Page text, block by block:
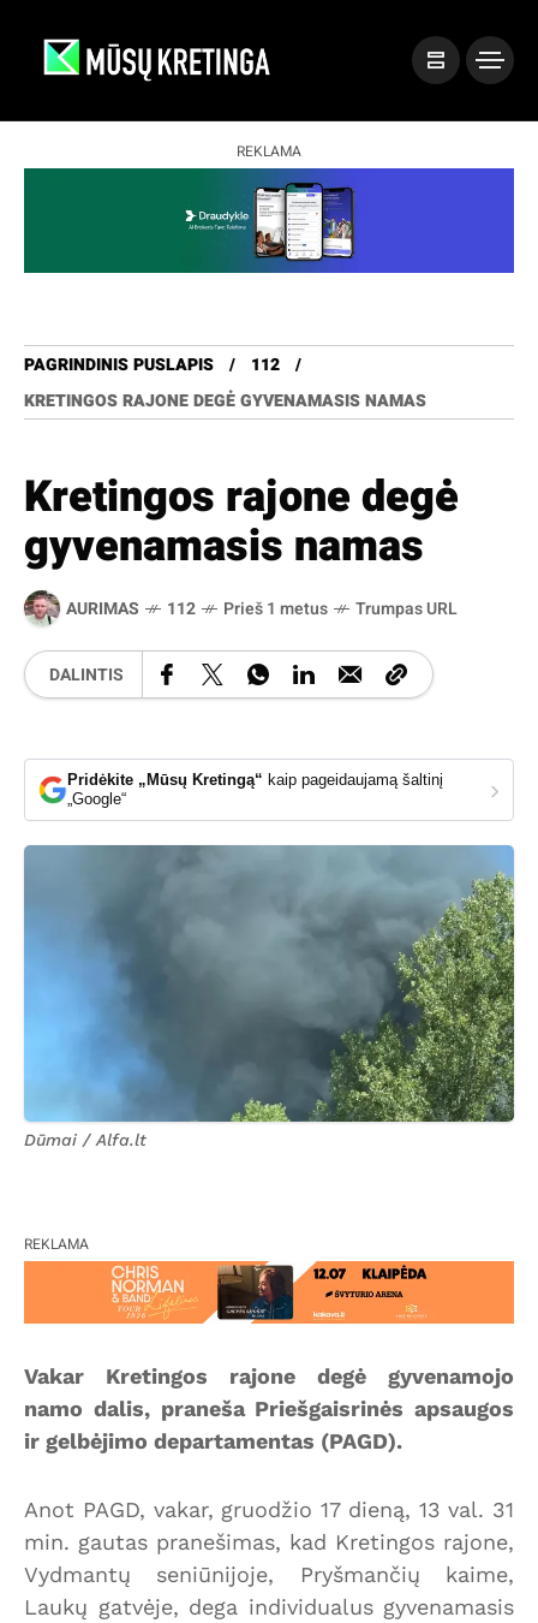
REKLAMA
PAGRINDINIS PUSLAPIS
112
KRETINGOS RAJONE DEGĖ GYVENAMASIS NAMAS
Kretingos rajone degė
gyvenamasis namas
AURIMAS 112 Prieš 1 metus Trumpas URL
DALINTIS
Pridėkite „Mūsų Kretingą“ kaip pageidaujamą šaltinį
„Google“
›
Dūmai / Alfa.lt
REKLAMA
Vakar Kretingos rajone degė gyvenamojo
namo dalis, praneša Priešgaisrinės apsaugos
ir gelbėjimo departamentas (PAGD).
Anot PAGD, vakar, gruodžio 17 dieną, 13 val. 31
min. gautas pranešimas, kad Kretingos rajone,
Vydmantų seniūnijoje, Pryšmančių kaime,
Laukų gatvėje, dega individualus gyvenamasis